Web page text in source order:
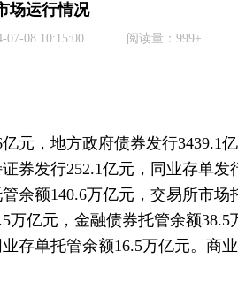
场运行情况
07-08 10:15:00 阅读量：999+
元，地方政府债券发行3439.1
券发行252.1亿元，同业存单发
余额140.6万亿元，交易所市场
亿元，金融债券托管余额
存单托管余额16.5万亿元。商